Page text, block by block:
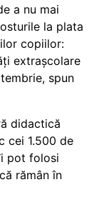
a nu mai
la plata
copiilor:
extrașcolare
spun
didactică
cei 1.500 de
pot folosi
rămân în